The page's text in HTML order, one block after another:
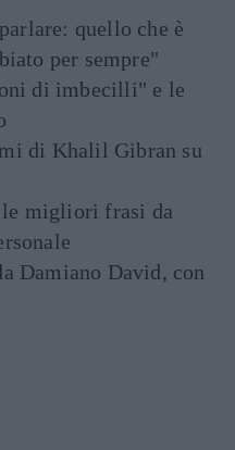
quello che è
per sempre"
di imbecilli" e le
di Khalil Gibran su
migliori frasi da
Damiano David, con